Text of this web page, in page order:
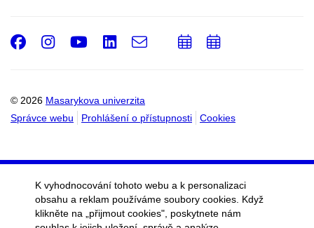
© 2026 Masarykova univerzita
Správce webu
Prohlášení o přístupnosti Cookies
Facebook
Instagram
Youtube
LinkedIn
e-
PřidatPřidat
K vyhodnocování tohoto webu a k personalizaci
obsahu a reklam používáme soubory cookies. Když
klikněte na „přijmout cookies", poskytnete nám